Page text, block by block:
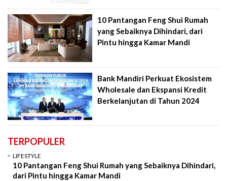
10 Pantangan Feng Shui Rumah
yang Sebaiknya Dihindari, dari
Pintu hingga Kamar Mandi
Bank Mandiri Perkuat Ekosistem
Wholesale dan Ekspansi Kredit
Berkelanjutan di Tahun 2024
TERPOPULER
LIFESTYLE
10 Pantangan Feng Shui Rumah yang Sebaiknya Dihindari,
dari Pintu hingga Kamar Mandi